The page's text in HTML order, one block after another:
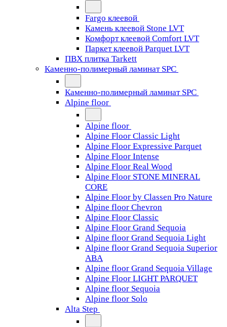
Fargo клеевой
Камень клеевой Stone LVT
Комфорт клеевой Comfort LVT
Паркет клеевой Parquet LVT
ПВХ плитка Tarkett
Каменно-полимерный ламинат SPC
Каменно-полимерный ламинат SPC
Alpine floor
Alpine floor
Alpine Floor Classic Light
Alpine Floor Expressive Parquet
Alpine Floor Intense
Alpine Floor Real Wood
Alpine Floor STONE MINERAL
CORE
Alpine Floor by Classen Pro Nature
Alpine floor Chevron
Alpine Floor Classic
Alpine Floor Grand Sequoia
Alpine floor Grand Sequoia Light
Alpine floor Grand Sequoia Superior
ABA
Alpine floor Grand Sequoia Village
Alpine Floor LIGHT PARQUET
Alpine floor Sequoia
Alpine floor Solo
Alta Step